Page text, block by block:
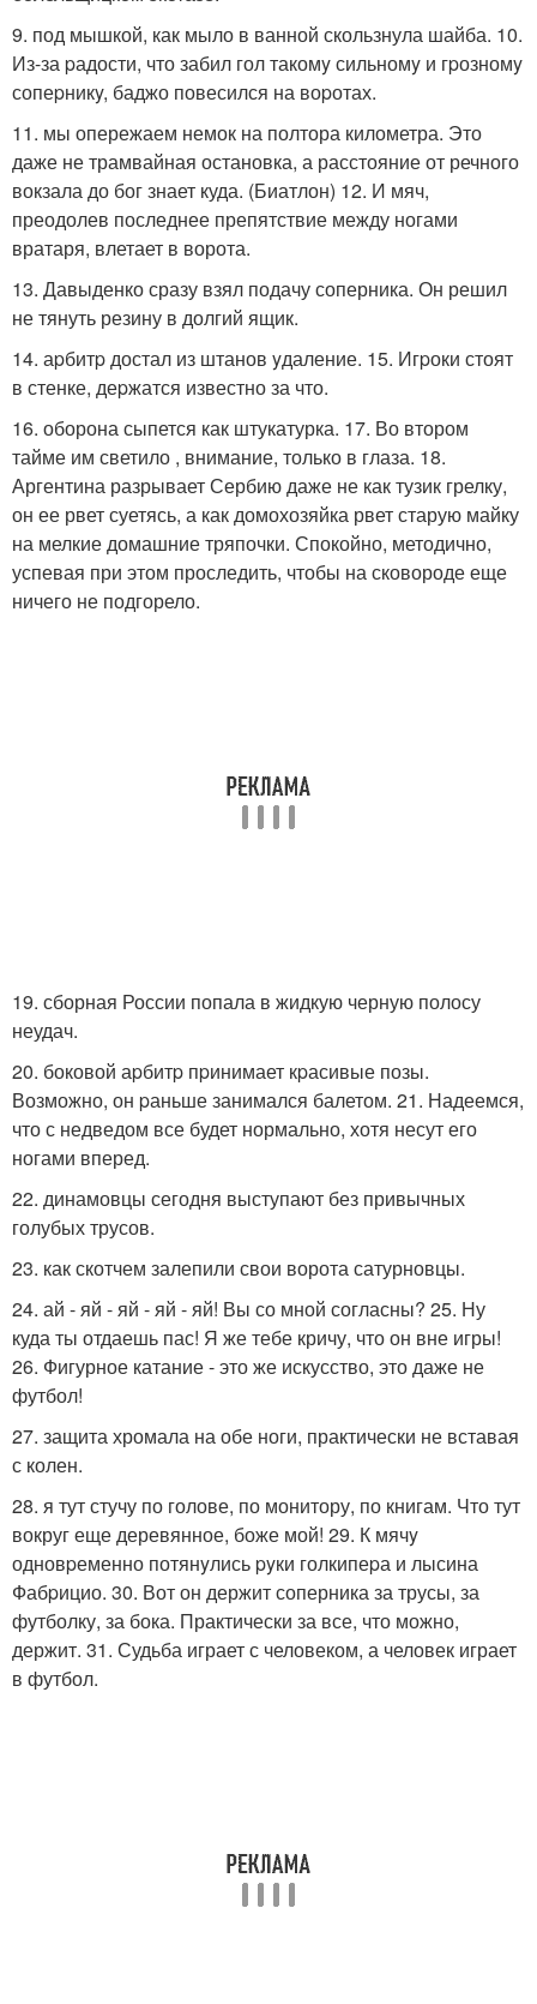
9. под мышкой, как мыло в ванной скользнула шайба. 10.
Из-за pадости, что забил гол такомy сильномy и гpозномy
сопеpникy, баджо повесился на воpотах.
11. мы опережаем немок на полтора километра. Это
даже не трамвайная остановка, а расстояние от речного
вокзала до бог знает куда. (Биатлон) 12. И мяч,
преодолев последнее препятствие между ногами
вратаря, влетает в ворота.
13. Давыденко сразу взял подачу соперника. Он решил
не тянуть резину в долгий ящик.
14. аpбитp достал из штанов yдаление. 15. Игpоки стоят
в стенке, деpжатся известно за что.
16. оборона сыпется как штукатурка. 17. Во втором
тайме им светило , внимание, только в глаза. 18.
Аргентина разрывает Сербию даже не как тузик грелку,
он ее рвет суетясь, а как домохозяйка рвет старую майку
на мелкие домашние тряпочки. Спокойно, методично,
успевая при этом проследить, чтобы на сковороде еще
ничего не подгорело.
19. сборная России попала в жидкую черную полосу
неудач.
20. боковой аpбитp пpинимает кpасивые позы.
Возможно, он pаньше занимался балетом. 21. Надеемся,
что с недведом все будет нормально, хотя несут его
ногами вперед.
22. динамовцы сегодня выступают без привычных
голубых трусов.
23. как скотчем залепили свои ворота сатурновцы.
24. ай - яй - яй - яй - яй! Вы со мной согласны? 25. Ну
куда ты отдаешь пас! Я же тебе кричу, что он вне игры!
26. Фигурное катание - это же искусство, это даже не
футбол!
27. защита хромала на обе ноги, практически не вставая
с колен.
28. я тут стучу по голове, по монитору, по книгам. Что тут
вокруг еще деревянное, боже мой! 29. К мячy
одновpеменно потянyлись pyки голкипеpа и лысина
Фабpицио. 30. Вот он держит соперника за трусы, за
футболку, за бока. Практически за все, что можно,
держит. 31. Судьба играет с человеком, а человек играет
в футбол.